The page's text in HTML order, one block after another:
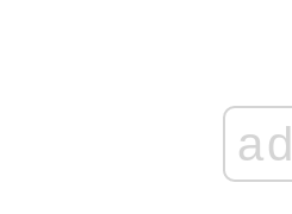
ad